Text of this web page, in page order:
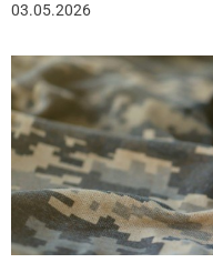
03.05.2026